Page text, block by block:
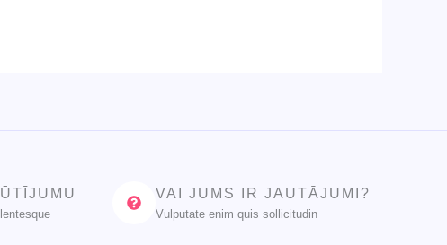
VAI JUMS IR JAUTĀJUMI?
Vulputate enim quis sollicitudin